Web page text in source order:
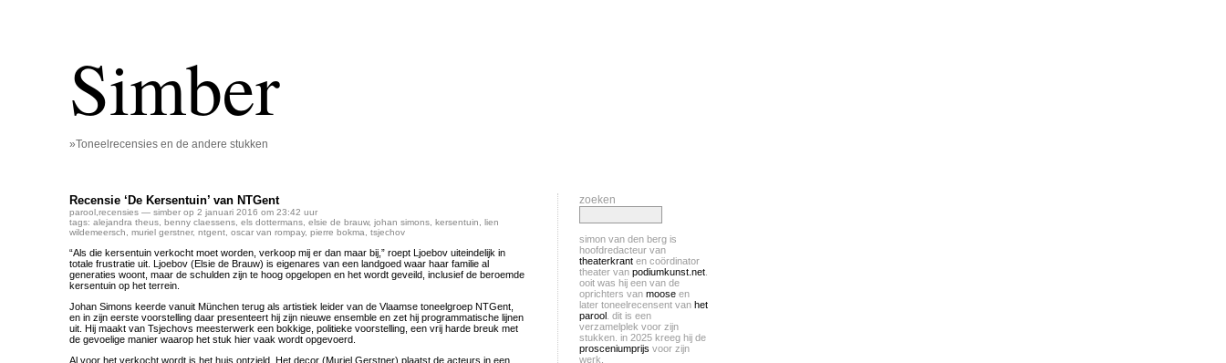
Simber
»Toneelrecensies en de andere stukken
Recensie ‘De Kersentuin’ van NTGent
parool recensies — simber op 2 januari 2016 om 23:42 uur
tags: alejandra theus benny claessens els dottermans elsie de brauw, johan simons kersentuin
lien
wildemeersch
muriel gerstner, ntgent oscar van rompay, pierre bokma tsjechov
“Als die kersentuin verkocht moet worden, verkoop mij er dan maar bij,” roept Ljoebov uiteindelijk in
totale frustratie uit. Ljoebov (Elsie de Brauw) is eigenares van een landgoed waar haar familie al
generaties woont, maar de schulden zijn te hoog opgelopen en het wordt geveild, inclusief de beroemde
kersentuin op het terrein.
Johan Simons keerde vanuit München terug als artistiek leider van de Vlaamse toneelgroep NTGent,
en in zijn eerste voorstelling daar presenteert hij zijn nieuwe ensemble en zet hij programmatische lijnen
uit. Hij maakt van Tsjechovs meesterwerk een bokkige, politieke voorstelling, een vrij harde breuk met
de gevoelige manier waarop het stuk hier vaak wordt opgevoerd.
Al voor het verkocht wordt is het huis ontzield. Het decor (Muriel Gerstner) plaatst de acteurs in een
zoeken
simon van den berg is
hoofdredacteur van
theaterkrant en coördinator
theater van podiumkunst.net
ooit was hij een van de
oprichters van moose en
later toneelrecensent van het
parool . dit is een
verzamelplek voor zijn
stukken. in 2025 kreeg hij de
prosceniumprijs voor zijn
werk.